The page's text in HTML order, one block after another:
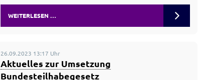
WEITERLESEN …
26.09.2023 13:17 Uhr
Aktuelles zur Umsetzung
Bundesteilhabegesetz